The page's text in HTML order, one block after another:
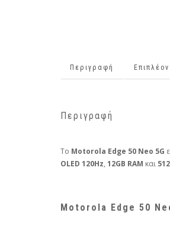
Περιγραφή
Περιγραφή
Το Motorola Edge 50 Neo 5G
OLED 120Hz, 12GB RAM και
Motorola Edge 50